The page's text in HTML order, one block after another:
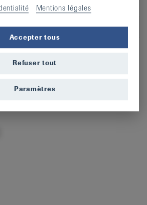
et la dynamique et prévenez
Mentions légales
Accepter tous
Refuser tout
Paramètres